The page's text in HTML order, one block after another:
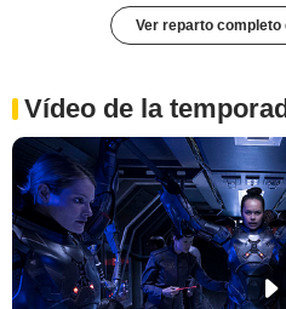
Ver reparto completo
Vídeo de la